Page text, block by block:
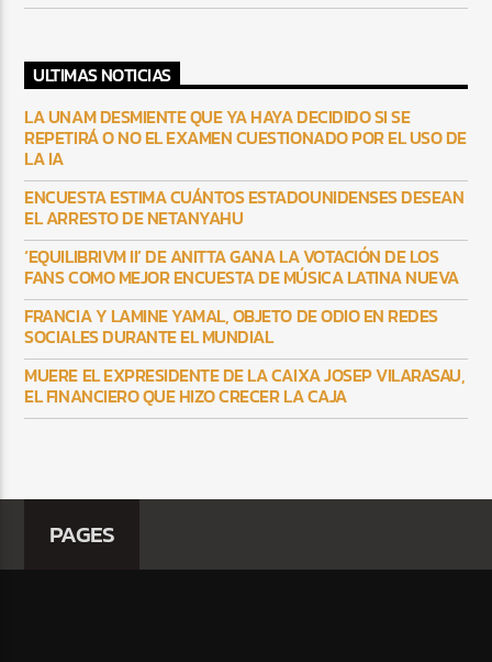
ULTIMAS NOTICIAS
LA UNAM DESMIENTE QUE YA HAYA DECIDIDO SI SE
REPETIRÁ O NO EL EXAMEN CUESTIONADO POR EL USO DE
LA IA
ENCUESTA ESTIMA CUÁNTOS ESTADOUNIDENSES DESEAN
EL ARRESTO DE NETANYAHU
‘EQUILIBRIVM II’ DE ANITTA GANA LA VOTACIÓN DE LOS
FANS COMO MEJOR ENCUESTA DE MÚSICA LATINA NUEVA
FRANCIA Y LAMINE YAMAL, OBJETO DE ODIO EN REDES
SOCIALES DURANTE EL MUNDIAL
MUERE EL EXPRESIDENTE DE LA CAIXA JOSEP VILARASAU,
EL FINANCIERO QUE HIZO CRECER LA CAJA
PAGES